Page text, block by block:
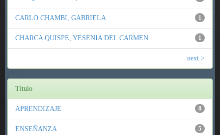
1
CARLO CHAMBI, GABRIELA
1
CHARCA QUISPE, YESENIA DEL CARMEN
next >
Título
8
APRENDIZAJE
5
ENSEÑANZA